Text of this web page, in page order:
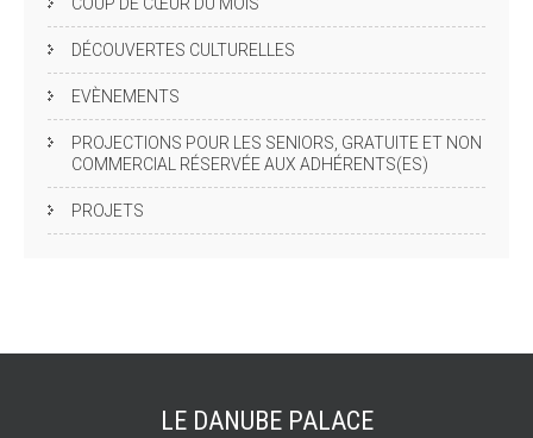
COUP DE CŒUR DU MOIS
DÉCOUVERTES CULTURELLES
EVÈNEMENTS
PROJECTIONS POUR LES SENIORS, GRATUITE ET NON
COMMERCIAL RÉSERVÉE AUX ADHÉRENTS(ES)
PROJETS
LE DANUBE PALACE